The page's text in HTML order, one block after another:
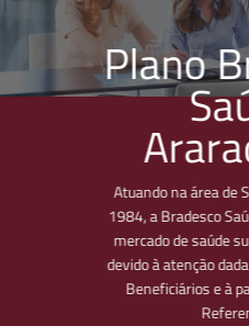
Plano
Atuando na área de
1984, a Bradesco
mercado de saúde
devido à atenção
Beneficiários e à